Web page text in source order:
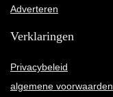
Adverteren
Verklaringen
Privacybeleid
algemene voorwaarden